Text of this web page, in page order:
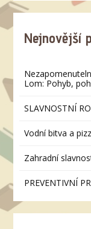
Nejnovější
Lom: Pohyb,
SLAVNOSTNÍ
Vodní bitva a
Zahradní
PREVENTIVNÍ